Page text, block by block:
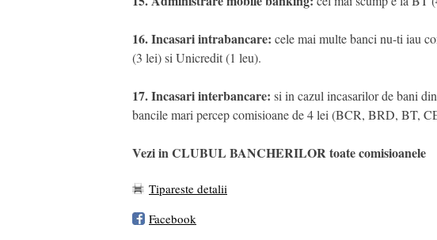
16. Incasari intrabancare: cele mai multe banci nu-ti iau
(3 lei) si Unicredit (1 leu).
17. Incasari interbancare: si in cazul incasarilor de bani
bancile mari percep comisioane de 4 lei (BCR, BRD, BT,
Vezi in CLUBUL BANCHERILOR toate comisioanele
Tipareste detalii
Facebook